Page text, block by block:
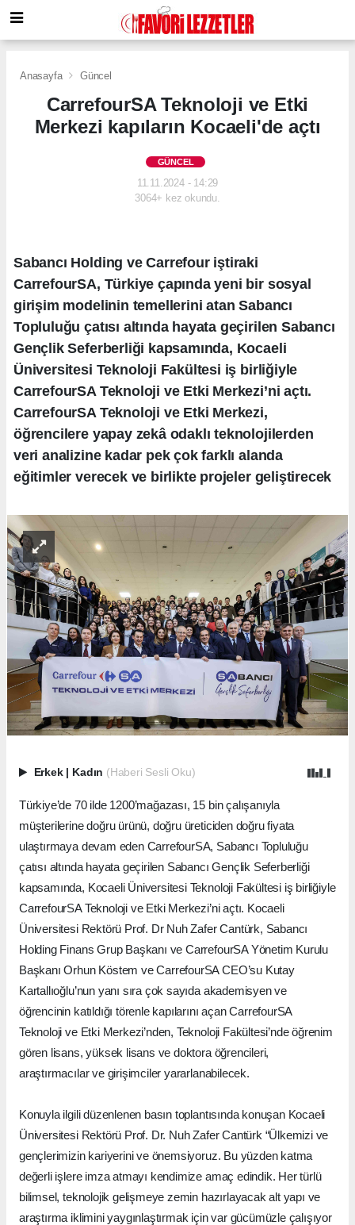
Anasayfa Güncel
CarrefourSA Teknoloji ve Etki
Merkezi kapıların Kocaeli'de açtı
GÜNCEL
11.11.2024 - 14:29
3064+ kez okundu.
Sabancı Holding ve Carrefour iştiraki
CarrefourSA, Türkiye çapında yeni bir sosyal
girişim modelinin temellerini atan Sabancı
Topluluğu çatısı altında hayata geçirilen Sabancı
Gençlik Seferberliği kapsamında, Kocaeli
Üniversitesi Teknoloji Fakültesi iş birliğiyle
CarrefourSA Teknoloji ve Etki Merkezi’ni açtı.
CarrefourSA Teknoloji ve Etki Merkezi,
öğrencilere yapay zekâ odaklı teknolojilerden
veri analizine kadar pek çok farklı alanda
eğitimler verecek ve birlikte projeler geliştirecek
Erkek Kadın (Haberi Sesli Oku)
Türkiye’de 70 ilde 1200’mağazası, 15 bin çalışanıyla
müşterilerine doğru ürünü, doğru üreticiden doğru fiyata
ulaştırmaya devam eden CarrefourSA, Sabancı Topluluğu
çatısı altında hayata geçirilen Sabancı Gençlik Seferberliği
kapsamında, Kocaeli Üniversitesi Teknoloji Fakültesi iş birliğiyle
CarrefourSA Teknoloji ve Etki Merkezi’ni açtı. Kocaeli
Üniversitesi Rektörü Prof. Dr Nuh Zafer Cantürk, Sabancı
Holding Finans Grup Başkanı ve CarrefourSA Yönetim Kurulu
Başkanı Orhun Köstem ve CarrefourSA CEO’su Kutay
Kartallıoğlu’nun yanı sıra çok sayıda akademisyen ve
öğrencinin katıldığı törenle kapılarını açan CarrefourSA
Teknoloji ve Etki Merkezi’nden, Teknoloji Fakültesi’nde öğrenim
gören lisans, yüksek lisans ve doktora öğrencileri,
araştırmacılar ve girişimciler yararlanabilecek.
Konuyla ilgili düzenlenen basın toplantısında konuşan Kocaeli
Üniversitesi Rektörü Prof. Dr. Nuh Zafer Cantürk “Ülkemizi ve
gençlerimizin kariyerini ve önemsiyoruz. Bu yüzden katma
değerli işlere imza atmayı kendimize amaç edindik. Her türlü
bilimsel, teknolojik gelişmeye zemin hazırlayacak alt yapı ve
araştırma iklimini yaygınlaştırmak için var gücümüzle çalışıyor